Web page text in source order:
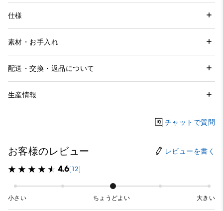
仕様
素材・お手入れ
配送・交換・返品について
生産情報
チャットで質問
お客様のレビュー レビューを書く
4.6(12)
小さい ちょうどよい 大きい